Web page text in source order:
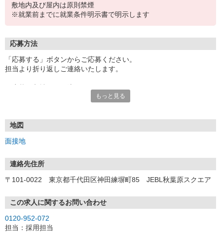
敷地内及び屋内は原則禁煙
※就業前までに就業条件明示書で明示します
応募方法
「応募する」ボタンからご応募ください。
担当より折り返しご連絡いたします。
*来社面接またはオンライン面接が可能です。
（応募情報不足の場合は、履歴書・職務経歴書を頂くケースがあ
▼内定（面接後、最短翌営業日）
*当社より内定通知をお送りします。
*内定にご承諾いただけましたら、採用決定となります。
*当社の正社員としてご入社いただきます。
*辞令の授与、オリエンテーションをお受けいただきます。
▼配属先の決定（★）
*当社が配属先を決定します。
もっと見る
地図
面接地
連絡先住所
〒101-0022 東京都千代田区神田練塀町85 JEBL秋葉原スクエア
この求人に関するお問い合わせ
0120-952-072
担当：採用担当